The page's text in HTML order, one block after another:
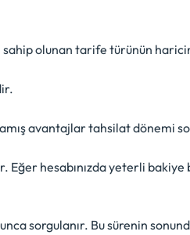
olunan tarife türünün
avantajlar tahsilat dönemi
hesabınızda yeterli bakiye
sorgulanır. Bu sürenin